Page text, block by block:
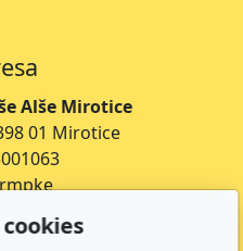
Alše Mirotice
01 Mirotice
643227399/0800